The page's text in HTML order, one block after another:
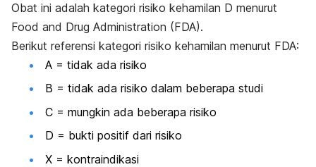
Obat ini adalah kategori risiko kehamilan D menurut
Food and Drug Administration (FDA).
Berikut referensi kategori risiko kehamilan menurut FDA:
A = tidak ada risiko
B = tidak ada risiko dalam beberapa studi
C = mungkin ada beberapa risiko
D = bukti positif dari risiko
X = kontraindikasi